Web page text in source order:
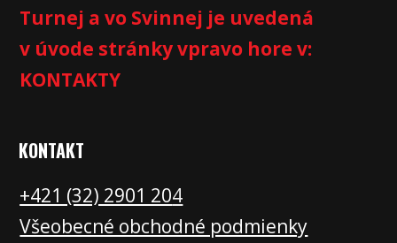
Turnej a vo Svinnej je uvedená
v úvode stránky vpravo hore v:
KONTAKTY
KONTAKT
+421 (32) 2901 204
Všeobecné obchodné podmienky